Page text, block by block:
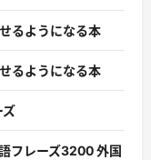
るようになる本
るようになる本
ズ
フレーズ3200 外国